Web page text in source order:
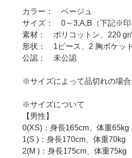
カラー： ベージュ
サイズ： 0～3,A,B（下記※印
素材： ポリコットン、220 gr/
形状： 1ピース、2 胸ポケッ
公認： 未公認
※サイズによって品切れの場合
※サイズについて
【男性】
0(XS)：身長165cm、体重65kg
1(S )：身長170cm、体重70kg
2(M )：身長175cm、体重75kg